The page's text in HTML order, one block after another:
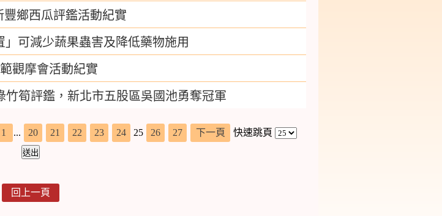
鄉西瓜評鑑活動紀實
」可減少蔬果蟲害及降低藥物施用
觀摩會活動紀實
竹筍評鑑，新北市五股區吳國池勇奪冠軍
1 ... 20 21 22 23 24 25 26 27 下一頁 快速跳頁
回上一頁